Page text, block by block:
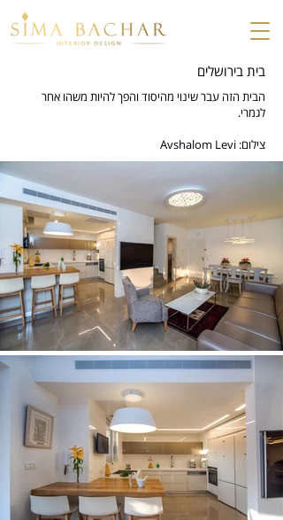
בית בירושלים
הבית הזה עבר שינוי מהיסוד והפך להיות משהו אחר
לגמרי.
צילום: Avshalom Levi